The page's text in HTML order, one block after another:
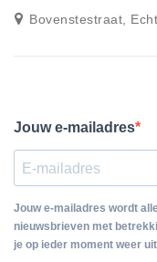
Bovenstestraat, Echt
Jouw e-mailadres
Jouw e-mailadres wordt
nieuwsbrieven met
je op ieder moment weer